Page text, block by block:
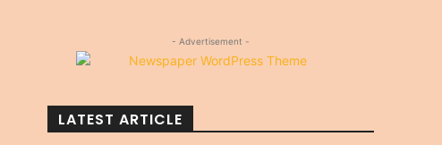
- Advertisement -
LATEST ARTICLE